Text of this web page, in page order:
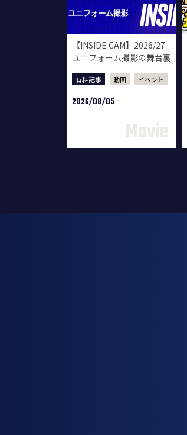
【INSIDE CAM】2026/27
ユニフォーム撮影の舞台裏
有料記事 動画 イベント
2026/08/05